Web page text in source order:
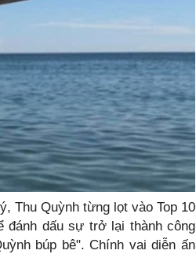
Thu Quỳnh từng lọt vào Top 10
đánh dấu sự trở lại thành công
búp bê". Chính vai diễn ấn